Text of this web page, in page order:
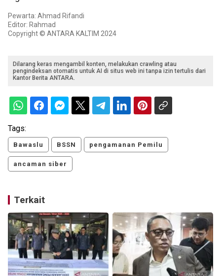
Pewarta: Ahmad Rifandi
Editor: Rahmad
Copyright © ANTARA KALTIM 2024
Dilarang keras mengambil konten, melakukan crawling atau
pengindeksan otomatis untuk AI di situs web ini tanpa izin tertulis dari
Kantor Berita ANTARA.
Tags:
Bawaslu BSSN pengamanan Pemilu
ancaman siber
Terkait